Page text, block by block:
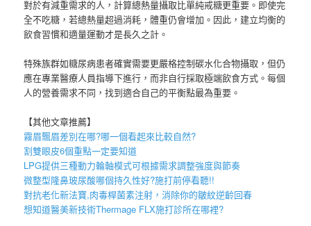
對於有減重需求的人，計算總熱量攝取比單純戒糖更重要。即使完
全不吃糖，若總熱量超過消耗，體重仍會增加。因此，建立均衡的
飲食習慣和適量運動才是長久之計。
特殊族群如糖尿病患者確實需要更嚴格控制碳水化合物攝取，但仍
應在專業醫療人員指導下進行，而非自行採取極端飲食方式。每個
人的營養需求不同，找到適合自己的平衡點最為重要。
【其他文章推薦】
霧眉飄眉差別在哪?哪一個看起來比較自然?
割雙眼皮6個重點一定要知道
LPG提供三種動力輪軸模式可根據需求調整強度與節奏
微整型隆鼻玻尿酸哪個持久性好?施打前停看聽!!
對抗老化新法寶,肉毒桿菌素注射，消除你的皺紋逆齡回春
想知道醫美新技術Thermage FLX施打診所在哪裡?